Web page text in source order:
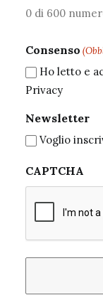
0 di 600
Consenso
Ho letto e
Privacy
Newsletter
Voglio
CAPTCHA